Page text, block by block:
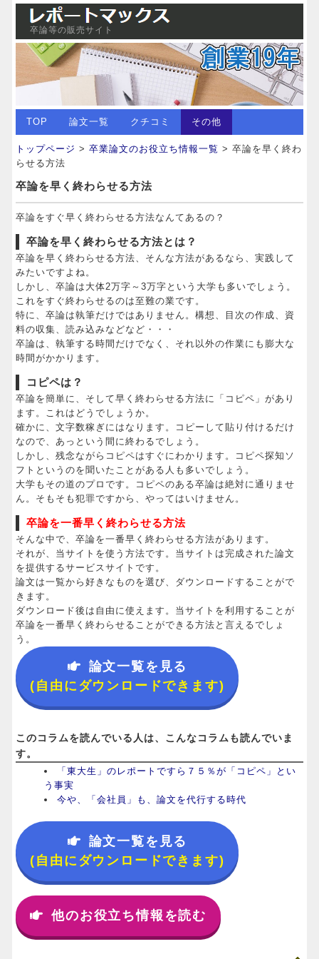
卒論等の販売サイト
TOP 論文一覧 クチコミ その他
トップページ >卒業論文のお役立ち情報一覧 > 卒論を早く終わ
らせる方法
卒論を早く終わらせる方法
卒論をすぐ早く終わらせる方法なんてあるの？
卒論を早く終わらせる方法とは？
卒論を早く終わらせる方法、そんな方法があるなら、実践して
みたいですよね。
しかし、卒論は大体2万字～3万字という大学も多いでしょう。
これをすぐ終わらせるのは至難の業です。
特に、卒論は執筆だけではありません。構想、目次の作成、資
料の収集、読み込みなどなど・・・
卒論は、執筆する時間だけでなく、それ以外の作業にも膨大な
時間がかかります。
コピペは？
卒論を簡単に、そして早く終わらせる方法に「コピペ」があり
ます。これはどうでしょうか。
確かに、文字数稼ぎにはなります。コピーして貼り付けるだけ
なので、あっという間に終わるでしょう。
しかし、残念ながらコピペはすぐにわかります。コピペ探知ソ
フトというのを聞いたことがある人も多いでしょう。
大学もその道のプロです。コピペのある卒論は絶対に通りませ
ん。そもそも犯罪ですから、やってはいけません。
卒論を一番早く終わらせる方法
そんな中で、卒論を一番早く終わらせる方法があります。
それが、当サイトを使う方法です。当サイトは完成された論文
を提供するサービスサイトです。
論文は一覧から好きなものを選び、ダウンロードすることがで
きます。
ダウンロード後は自由に使えます。当サイトを利用することが
卒論を一番早く終わらせることができる方法と言えるでしょ
う。
論文一覧を見る
(自由にダウンロードできます)
このコラムを読んでいる人は、こんなコラムも読んでいま
す。
「東大生」のレポートですら７５％が「コピペ」とい
う事実
今や、「会社員」も、論文を代行する時代
論文一覧を見る
(自由にダウンロードできます)
他のお役立ち情報を読む